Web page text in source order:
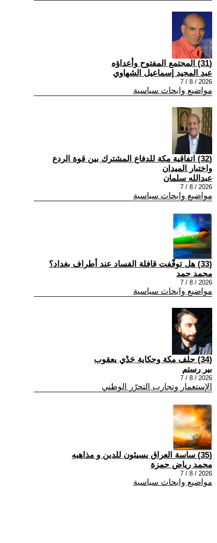
(31) المجتمع المفتوح وأعداؤه
عبد المجيد إسماعيل الشهاوي
2026 / 8 / 7
مواضيع وابحاث سياسية
(32) اتفاقية مكة للدفاع المشترك بين قوة الردع
واختبار الميدان
عبدالله سلمان
2026 / 8 / 7
مواضيع وابحاث سياسية
(33) هل توقّفت قافلة الفساد عند أطراف بغداد؟
محمد حمد
2026 / 8 / 7
مواضيع وابحاث سياسية
(34) حلف مكة وحكاية جَدْي يعقوب
بير رستم
2026 / 8 / 7
الإستعمار وتجارب التحرّر الوطني
(35) ساسة العراق يسيئون للدين و مذاهبه
محمد رياض حمزة
2026 / 8 / 7
مواضيع وابحاث سياسية